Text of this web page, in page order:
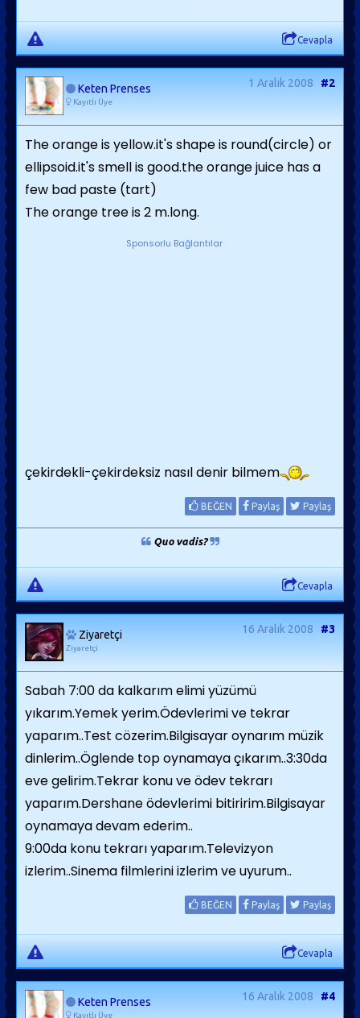
Cevapla
Keten Prenses
Kayıtlı Üye
1 Aralık 2008 #2
The orange is yellow.it's shape is round(circle) or
ellipsoid.it's smell is good.the orange juice has a
few bad paste (tart)
The orange tree is 2 m.long.
Sponsorlu Bağlantılar
çekirdekli-çekirdeksiz nasıl denir bilmem
BEĞEN Paylaş Paylaş
Quo vadis?
Cevapla
Ziyaretçi
Ziyaretçi
16 Aralık 2008 #3
Sabah 7:00 da kalkarım elimi yüzümü
yıkarım.Yemek yerim.Ödevlerimi ve tekrar
yaparım..Test cözerim.Bilgisayar oynarım müzik
dinlerim..Öglende top oynamaya çıkarım..3:30da
eve gelirim.Tekrar konu ve ödev tekrarı
yaparım.Dershane ödevlerimi bitiririm.Bilgisayar
oynamaya devam ederim..
9:00da konu tekrarı yaparım.Televizyon
izlerim..Sinema filmlerini izlerim ve uyurum..
BEĞEN Paylaş Paylaş
Cevapla
Keten Prenses
Kayıtlı Üye
16 Aralık 2008 #4